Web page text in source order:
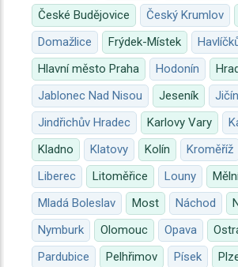
České Budějovice
Český Krumlov
Domažlice
Frýdek-Místek
Hlavní město Praha
Hodonín
Jablonec Nad Nisou
Jeseník Jičín
Jindřichův Hradec
Karlovy Vary
Kladno
Klatovy Kolín Kroměříž
Liberec
Litoměřice Louny
Mladá Boleslav
Most Náchod
Nymburk
Olomouc Opava
Pardubice
Pelhřimov Písek